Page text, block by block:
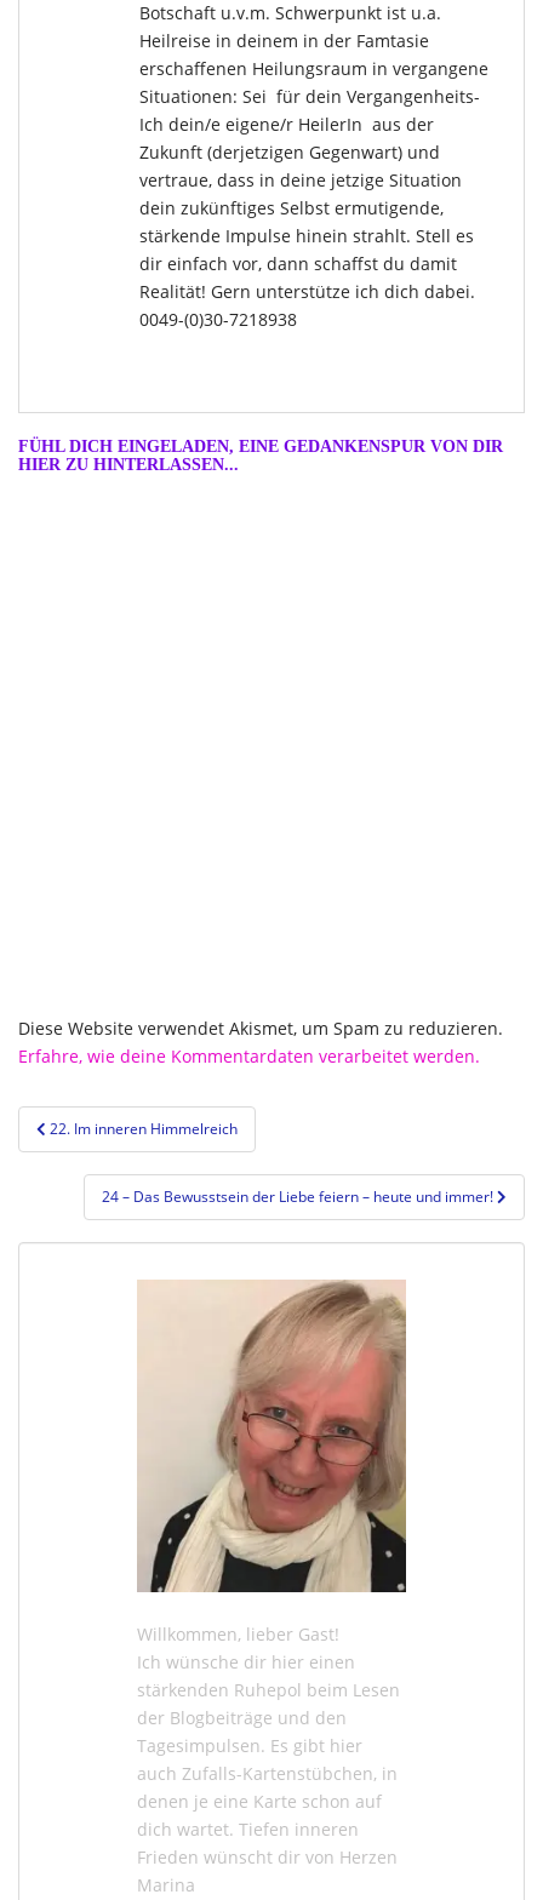
Botschaft u.v.m. Schwerpunkt ist u.a.
Heilreise in deinem in der Famtasie
erschaffenen Heilungsraum in vergangene
Situationen: Sei für dein Vergangenheits-
Ich dein/e eigene/r HeilerIn aus der
Zukunft (derjetzigen Gegenwart) und
vertraue, dass in deine jetzige Situation
dein zukünftiges Selbst ermutigende,
stärkende Impulse hinein strahlt. Stell es
dir einfach vor, dann schaffst du damit
Realität! Gern unterstütze ich dich dabei.
0049-(0)30-7218938
FÜHL DICH EINGELADEN, EINE GEDANKENSPUR VON DIR
HIER ZU HINTERLASSEN...
Diese Website verwendet Akismet, um Spam zu reduzieren.
Erfahre, wie deine Kommentardaten verarbeitet werden.
Beitragsnavigation
22. Im inneren Himmelreich
24 – Das Bewusstsein der Liebe feiern – heute und immer!
Willkommen, lieber Gast!
Ich wünsche dir hier einen
stärkenden Ruhepol beim Lesen
der Blogbeiträge und den
Tagesimpulsen. Es gibt hier
auch Zufalls-Kartenstübchen, in
denen je eine Karte schon auf
dich wartet. Tiefen inneren
Frieden wünscht dir von Herzen
Marina